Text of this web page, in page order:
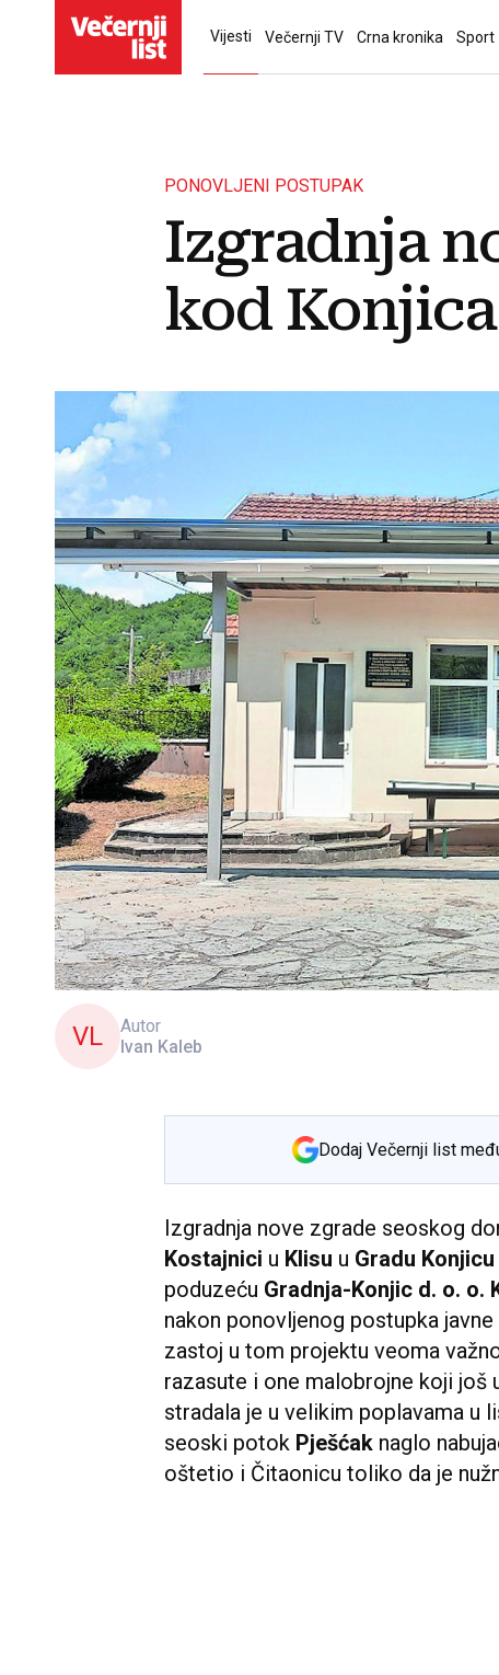
Vijesti Večernji TV Crna kronika Sport
PONOVLJENI POSTUPAK
Izgradnja
kod
VL
Autor
Ivan Kaleb
Dodaj Večernji list
Izgradnja nove zgrade seoskog
Kostajnici u Klisu u Gradu Konjicu
poduzeću Gradnja-Konjic d. o. o.
nakon ponovljenog postupka
zastoj u tom projektu veoma
razasute i one malobrojne koji još
stradala je u velikim poplavama u
seoski potok Pješćak naglo
oštetio i Čitaonicu toliko da je